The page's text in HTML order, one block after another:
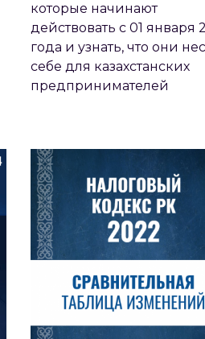
которые начинают
действовать с 01 января
года и узнать, что они
себе для казахстанских
предпринимателей
СРАВНИТЕЛЬНАЯ